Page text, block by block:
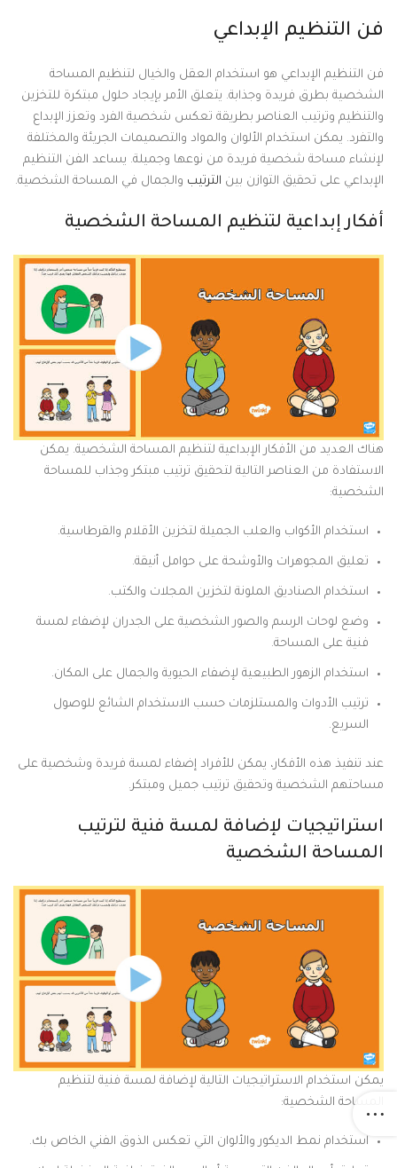
فن التنظيم الإبداعي
فن التنظيم الإبداعي هو استخدام العقل والخيال لتنظيم المساحة
الشخصية بطرق فريدة وجذابة. يتعلق الأمر بإيجاد حلول مبتكرة للتخزين
والتنظيم وترتيب العناصر بطريقة تعكس شخصية الفرد وتعزز الإبداع
والتفرد. يمكن استخدام الألوان والمواد والتصميمات الجريئة والمختلفة
لإنشاء مساحة شخصية فريدة من نوعها وجميلة. يساعد الفن التنظيم
الإبداعي على تحقيق التوازن بين الترتيب والجمال في المساحة الشخصية.
أفكار إبداعية لتنظيم المساحة الشخصية
هناك العديد من الأفكار الإبداعية لتنظيم المساحة الشخصية. يمكن
الاستفادة من العناصر التالية لتحقيق ترتيب مبتكر وجذاب للمساحة
الشخصية:
استخدام الأكواب والعلب الجميلة لتخزين الأقلام والقرطاسية.
تعليق المجوهرات والأوشحة على حوامل أنيقة.
استخدام الصناديق الملونة لتخزين المجلات والكتب.
وضع لوحات الرسم والصور الشخصية على الجدران لإضفاء لمسة
فنية على المساحة.
استخدام الزهور الطبيعية لإضفاء الحيوية والجمال على المكان.
ترتيب الأدوات والمستلزمات حسب الاستخدام الشائع للوصول
السريع.
عند تنفيذ هذه الأفكار، يمكن للأفراد إضفاء لمسة فريدة وشخصية على
مساحتهم الشخصية وتحقيق ترتيب جميل ومبتكر.
استراتيجيات لإضافة لمسة فنية لترتيب
المساحة الشخصية
يمكن استخدام الاستراتيجيات التالية لإضافة لمسة فنية لتنظيم
المساحة الشخصية:
استخدام نمط الديكور والألوان التي تعكس الذوق الفني الخاص بك.